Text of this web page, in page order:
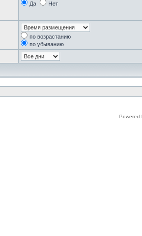
Да Нет
по возрастанию
по убыванию
Powered